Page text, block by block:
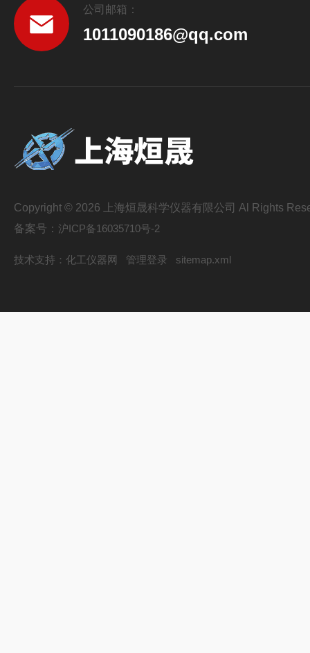
公司邮箱：
1011090186@qq.com
Copyright © 2026 上海烜晟科学仪器有限公司 Al Rights
备案号： 沪ICP备16035710号-2
技术支持： 化工仪器网 管理登录 sitemap.xml